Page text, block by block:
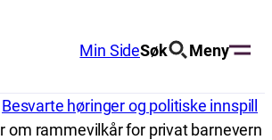
Min SideSøk Meny
Besvarte høringer og politiske innspill
om rammevilkår for privat barnevern